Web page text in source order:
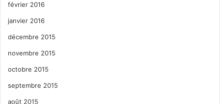
février 2016
janvier 2016
décembre 2015
novembre 2015
octobre 2015
septembre 2015
août 2015